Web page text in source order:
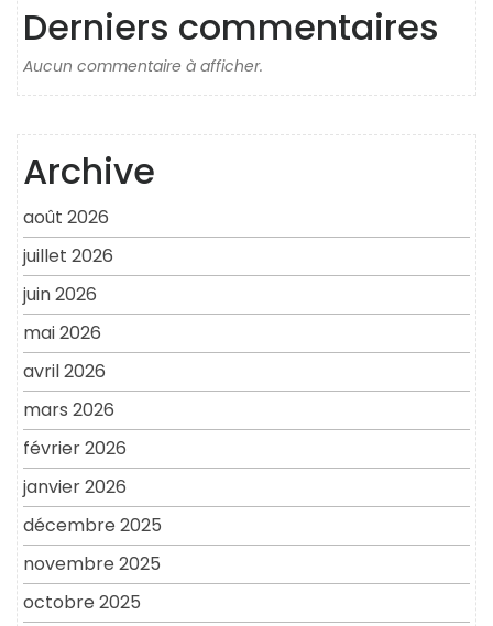
Derniers commentaires
Aucun commentaire à afficher.
Archive
août 2026
juillet 2026
juin 2026
mai 2026
avril 2026
mars 2026
février 2026
janvier 2026
décembre 2025
novembre 2025
octobre 2025